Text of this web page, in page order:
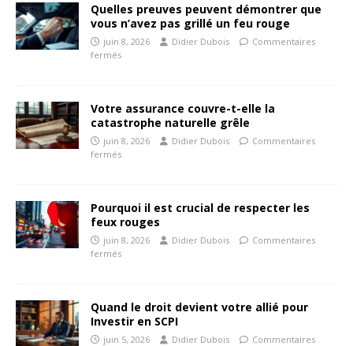
Quelles preuves peuvent démontrer que
vous n’avez pas grillé un feu rouge
juin 8, 2026 Didier Dubois
Commentaires
fermés
Votre assurance couvre-t-elle la
catastrophe naturelle grêle
juin 8, 2026 Didier Dubois
Commentaires
fermés
Pourquoi il est crucial de respecter les
feux rouges
juin 8, 2026 Didier Dubois
Commentaires
fermés
Quand le droit devient votre allié pour
Investir en SCPI
juin 5, 2026 Didier Dubois
Commentaires